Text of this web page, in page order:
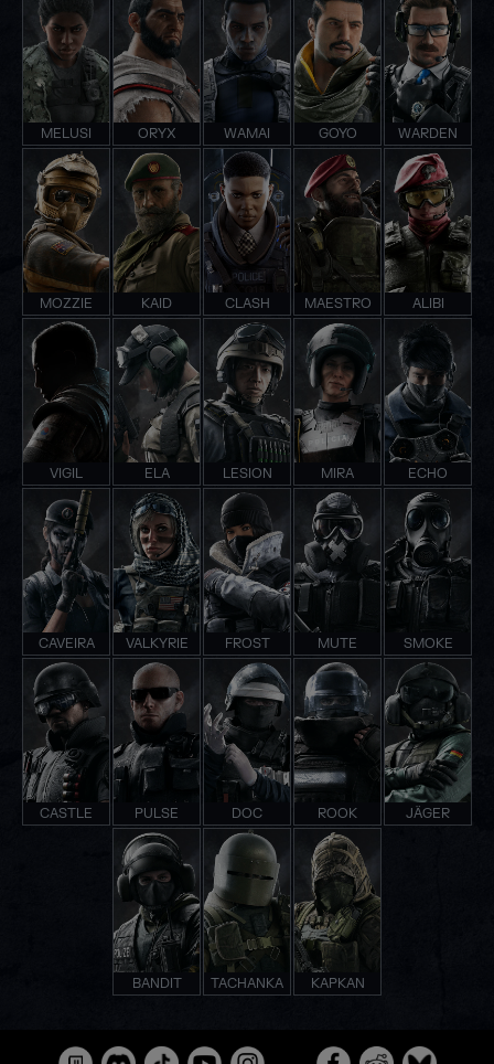
MELUSI ORYX WAMAI GOYO WARDEN
MOZZIE KAID CLASH MAESTRO ALIBI
VIGIL ELA LESION MIRA ECHO
CAVEIRA VALKYRIE FROST MUTE SMOKE
CASTLE PULSE DOC ROOK JÄGER
BANDIT TACHANKA KAPKAN